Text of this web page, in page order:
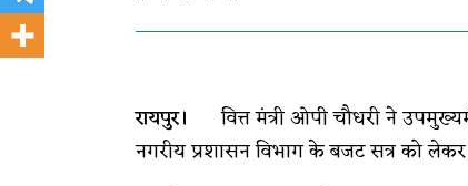
रायपुर।
वित्त मंत्री ओपी चौधरी ने
नगरीय प्रशासन विभाग के बजट सत्र को